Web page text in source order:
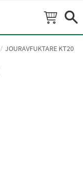
JOURAVFUKTARE KT20